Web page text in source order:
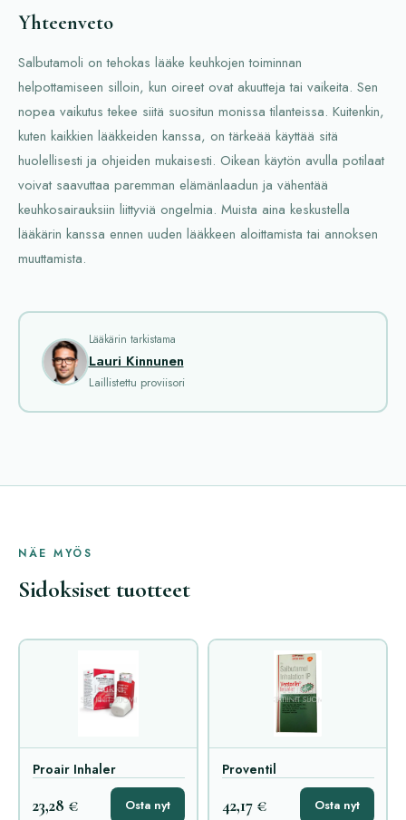
Yhteenveto
Salbutamoli on tehokas lääke keuhkojen toiminnan
helpottamiseen silloin, kun oireet ovat akuutteja tai vaikeita. Sen
nopea vaikutus tekee siitä suositun monissa tilanteissa. Kuitenkin,
kuten kaikkien lääkkeiden kanssa, on tärkeää käyttää sitä
huolellisesti ja ohjeiden mukaisesti. Oikean käytön avulla potilaat
voivat saavuttaa paremman elämänlaadun ja vähentää
keuhkosairauksiin liittyviä ongelmia. Muista aina keskustella
lääkärin kanssa ennen uuden lääkkeen aloittamista tai annoksen
muuttamista.
Lääkärin tarkistama
Lauri Kinnunen
Laillistettu proviisori
NÄE MYÖS
Sidoksiset tuotteet
Proair Inhaler
23,28 € Osta nyt
Proventil
42,17 € Osta nyt